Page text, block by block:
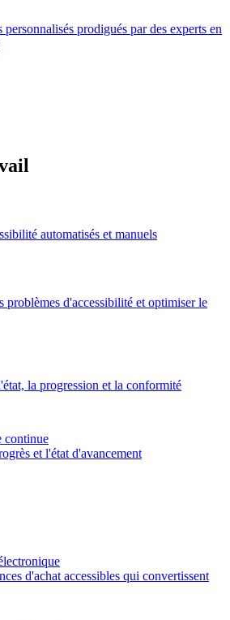
personnalisés prodigués par des experts en
automatisés et manuels
problèmes d'accessibilité et optimiser le
la progression et la conformité
continue
et l'état d'avancement
d'achat accessibles qui convertissent